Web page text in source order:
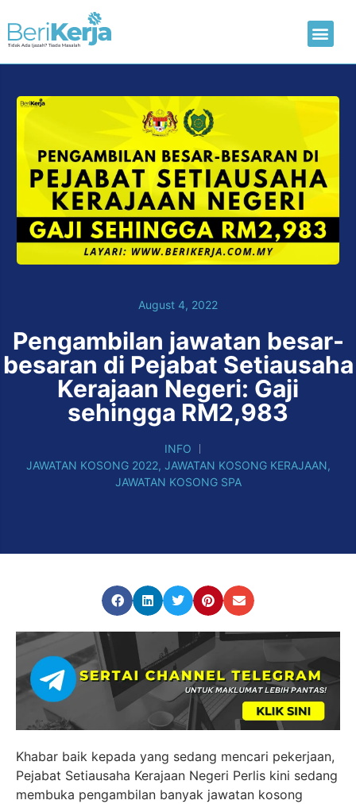
August 4, 2022
Pengambilan jawatan besar-
besaran di Pejabat Setiausaha
Kerajaan Negeri: Gaji
sehingga RM2,983
INFO
JAWATAN KOSONG 2022, JAWATAN KOSONG KERAJAAN,
JAWATAN KOSONG SPA
Khabar baik kepada yang sedang mencari pekerjaan,
Pejabat Setiausaha Kerajaan Negeri Perlis kini sedang
membuka pengambilan banyak jawatan kosong